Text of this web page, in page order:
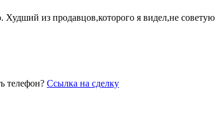
Худший из продавцов,которого я видел,не советую
телефон? Ссылка на сделку